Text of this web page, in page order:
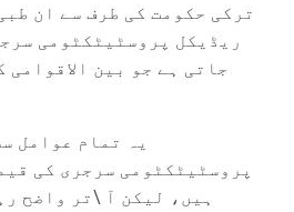
ترکی حکومت کی طرف سے ان
ریڈیکل پروسٹیٹکٹومی
جاتی ہے جو بین الاقوامی
یہ تمام عوامل
پروسٹیٹکٹومی سرجری کی
ہیں، لیکن آ \تر واضح